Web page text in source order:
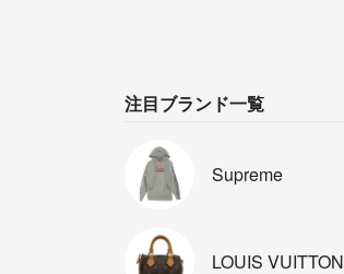
注目ブランド一覧
Supreme
LOUIS VUITTON